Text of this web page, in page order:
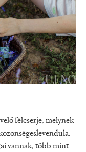
félcserje, melynek
vannak, több mint